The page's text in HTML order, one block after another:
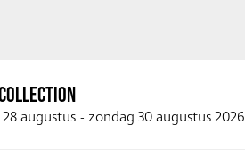
augustus - zondag 30 augustus 2026